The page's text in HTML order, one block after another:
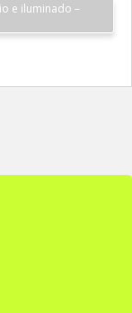
e iluminado –